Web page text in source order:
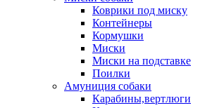
Коврики под миску
Контейнеры
Кормушки
Миски
Миски на подставке
Поилки
Амуниция собаки
Карабины,вертлюги